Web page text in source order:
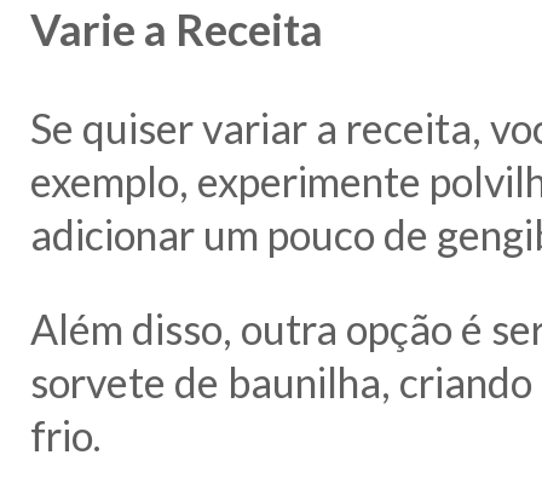
Varie a Receita
Se quiser variar a receita,
exemplo, experimente
adicionar um pouco de
Além disso, outra opção é
sorvete de baunilha,
frio.